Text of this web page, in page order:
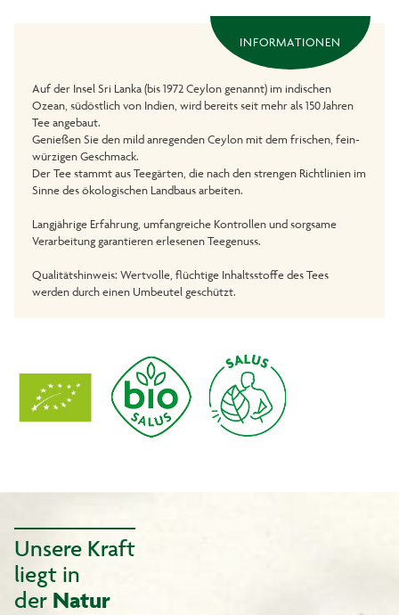
INFORMATIONEN
Auf der Insel Sri Lanka (bis 1972 Ceylon genannt) im indischen
Ozean, südöstlich von Indien, wird bereits seit mehr als 150 Jahren
Tee angebaut.
Genießen Sie den mild anregenden Ceylon mit dem frischen, fein-
würzigen Geschmack.
Der Tee stammt aus Teegärten, die nach den strengen Richtlinien im
Sinne des ökologischen Landbaus arbeiten.
Langjährige Erfahrung, umfangreiche Kontrollen und sorgsame
Verarbeitung garantieren erlesenen Teegenuss.
Qualitätshinweis: Wertvolle, flüchtige Inhaltsstoffe des Tees
werden durch einen Umbeutel geschützt.
Unsere Kraft
liegt in
der Natur